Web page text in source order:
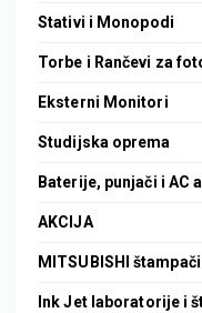
Stativi i Monopodi
Torbe i Rančevi za
Eksterni Monitori
Studijska oprema
Baterije, punjači i AC
AKCIJA
MITSUBISHI
Ink Jet laboratorije i